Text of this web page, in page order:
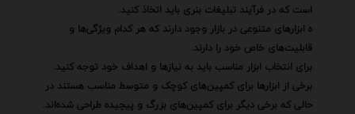
است که در فرآیند تبلیغات بنری باید اتخاذ کنید.
ه ابزارهای متنوعی در بازار وجود دارند که هر کدام ویژگی‌ها و
قابلیت‌های خاص خود را دارند.
برای انتخاب ابزار مناسب باید به نیازها و اهداف خود توجه کنید.
برخی از ابزارها برای کمپین‌های کوچک و متوسط مناسب هستند در
حالی که برخی دیگر برای کمپین‌های بزرگ و پیچیده طراحی شده‌اند.